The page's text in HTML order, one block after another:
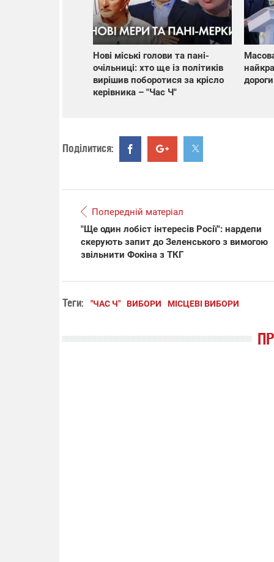
Нові міські голови та пані-
очільниці: хто ще із політиків
вирішив поборотися за крісло
керівника – "Час Ч"
Поділитися:
Попередній матеріал
"Ще один лобіст інтересів Росії": нардепи
скерують запит до Зеленського з вимогою
звільнити Фокіна з ТКГ
Теги: "ЧАС Ч" ВИБОРИ МІСЦЕВІ ВИБОРИ